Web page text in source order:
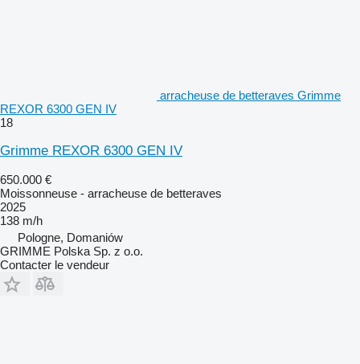
arracheuse de betteraves Grimme
REXOR 6300 GEN IV
18
Grimme REXOR 6300 GEN IV
650.000 €
Moissonneuse - arracheuse de betteraves
2025
138 m/h
Pologne, Domaniów
GRIMME Polska Sp. z o.o.
Contacter le vendeur